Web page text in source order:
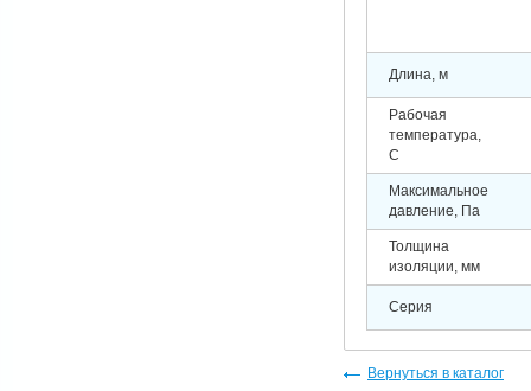
Длина, м
Рабочая
температура,
C
Максимальное
давление, Па
Толщина
изоляции, мм
Серия
Вернуться в каталог